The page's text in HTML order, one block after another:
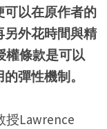
以在原作者的
外花時間與精
權條款是可以
彈性機制。
授Lawrence